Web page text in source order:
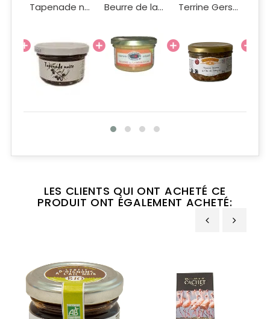
Tapenade noire 90g Beurre de langoustine 90g Terrine Gersoise au Floc de Gascogne 180g
LES CLIENTS QUI ONT ACHETÉ CE
PRODUIT ONT ÉGALEMENT ACHETÉ: